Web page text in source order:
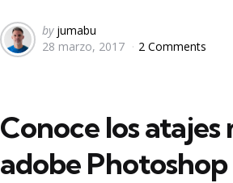
Posted
by
by jumabu
28 marzo, 2017
2 Comments
Conoce los
adobe